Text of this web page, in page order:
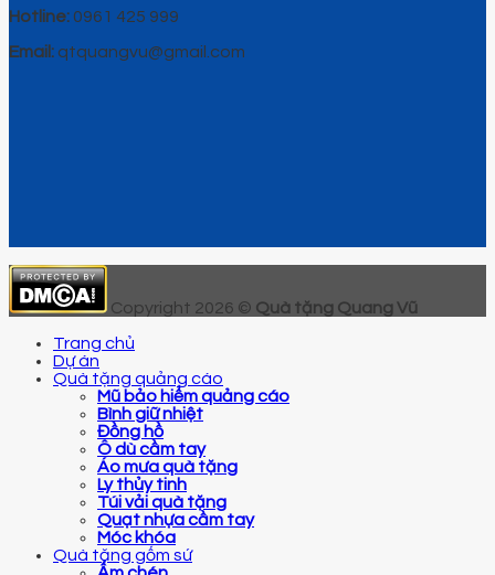
Hotline: 0961 425 999
Email: qtquangvu@gmail.com
Copyright 2026 © Quà tặng Quang Vũ
Trang chủ
Dự án
Quà tặng quảng cáo
Mũ bảo hiểm quảng cáo
Bình giữ nhiệt
Đồng hồ
Ô dù cầm tay
Áo mưa quà tặng
Ly thủy tinh
Túi vải quà tặng
Quạt nhựa cầm tay
Móc khóa
Quà tặng gốm sứ